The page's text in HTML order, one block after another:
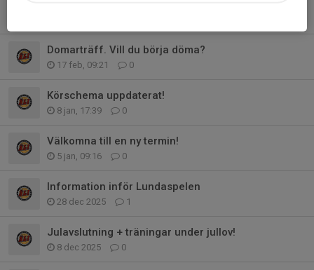
Domarträff. Vill du börja döma?
17 feb, 09:21 0
Körschema uppdaterat!
8 jan, 17:39 0
Välkomna till en ny termin!
5 jan, 09:16 0
Information inför Lundaspelen
28 dec 2025 1
Julavslutning + träningar under jullov!
8 dec 2025 0